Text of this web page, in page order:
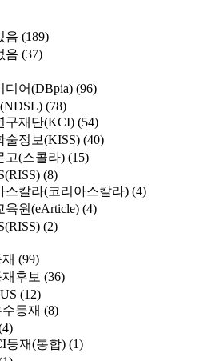
음 (189)
음 (37)
디어(DBpia) (96)
(78)
구재단(KCI) (54)
술정보(KISS) (40)
고(스콜라) (15)
(8)
스칼라(코리아스칼라) (4)
육원(eArticle) (4)
(2)
(99)
후보 (36)
(12)
등재 (8)
등재(통합) (1)